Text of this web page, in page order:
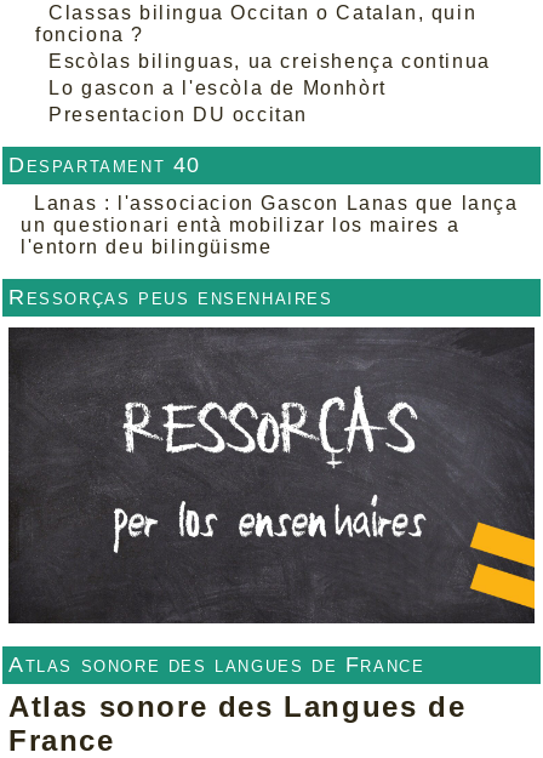
Classas bilingua Occitan o Catalan, quin
fonciona ?
Escòlas bilinguas, ua creishença continua
Lo gascon a l'escòla de Monhòrt
Presentacion DU occitan
Despartament 40
Lanas : l'associacion Gascon Lanas que lança
un questionari entà mobilizar los maires a
l'entorn deu bilingüisme
Ressorças peus ensenhaires
Atlas sonore des langues de France
Atlas sonore des Langues de
France